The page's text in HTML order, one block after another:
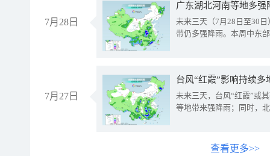
7月28日
广东湖北河南等地多
未来三天（7月28日至30
带仍多强降雨。本周中东
7月27日
台风“红霞”影响持续
未来三天，台风“红霞”或
等地带来强降雨；同时，
查看更多>>